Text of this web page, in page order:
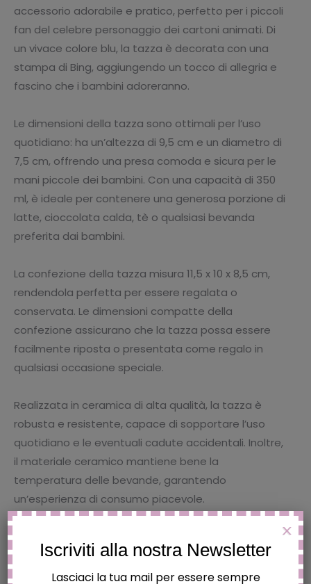
accessorio adorabile e pratico, perfetto per i piccoli
fan del celebre personaggio dei cartoni animati. Di
un vivace colore blu, la tazza è decorata con una
stampa di Bing, aggiungendo un tocco di allegria e
fascino che i bambini adoreranno.
Le dimensioni della tazza sono ottimali per l’uso
quotidiano: ha un’altezza di 9,5 cm e un diametro di
7,5 cm, offrendo una presa comoda e sicura per le
mani piccole dei bambini. Con una capacità di 350
ml, è ideale per contenere una generosa porzione di
latte, cioccolata calda, tè o qualsiasi bevanda
preferita dai bambini.
La confezione della tazza misura 11,5 x 10 x 8,5 cm,
rendendola perfetta per essere regalata o
conservata. Le dimensioni compatte della
confezione assicurano che la tazza possa essere
facilmente riposta o presentata come regalo in
qualsiasi occasione speciale.
Realizzata in ceramica di alta qualità, la tazza è
robusta e resistente, capace di sopportare l’uso
quotidiano e le eventuali cadute accidentali. Inoltre,
il materiale ceramico mantiene bene la
temperatura delle bevande, garantendo
un’esperienza di consumo piacevole.
Iscriviti alla nostra Newsletter
Lasciaci la tua mail per essere sempre
X